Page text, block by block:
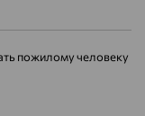
пожилому человеку